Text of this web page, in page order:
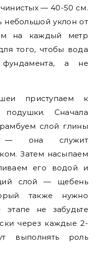
— 40-50 см.
уклон от
на каждый метр
того, чтобы вода
а не
приступаем к
подушки. Сначала
слой глины
— она служит
Затем насыпаем
его водой и
слой — щебень
также нужно
не забудьте
через каждые 2-
выполнять роль